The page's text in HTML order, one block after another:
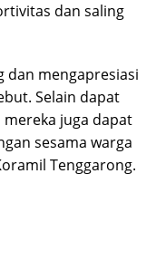
dan saling
dan mengapresiasi
Selain dapat
juga dapat
sesama warga
Tenggarong.